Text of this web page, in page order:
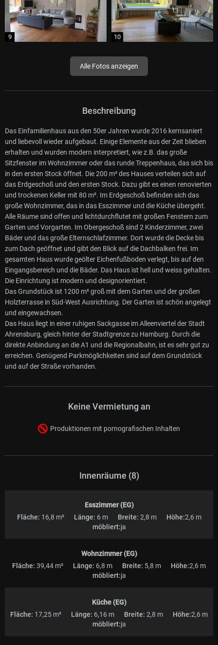
Alle Fotos anzeigen
Beschreibung
Das Einfamilienhaus aus den 50er Jahren wurde 2016 kernsaniert
und liebevoll wieder aufgebaut. Einige Elemente aus der Zeit blieben
erhalten und wurden modern interpretiert, wie z.B. das große
Sitzfenster im Wohnzimmer oder das runde Treppenhaus, das sich bis
in den ersten Stock öffnet. Die 200 m² des Hauses verteilen sich auf
das Erdgeschoß und den ersten Stock. Dazu gibt es einen renovierten
und trockenen Keller mit 80 m². Im Erdgeschoß befinden sich das
große Wohnzimmer, das in das Esszimmer und die Küche übergeht.
Alle Räume sind offen und lichtdurchflutet mit großen Fenstern zum
Garten und Vorgarten. Im Obergeschoß sind 2 Kinderzimmer, zwei
Bäder und das große Elternschlafzimmer. Dort wurde die Decke bis
zum Dach geöffnet und gibt den Blick auf die Dachbalken frei. Im
gesamten Haus wurde geölter Eichenfußboden verlegt, bis auf den
Eingangsbereich und die Bäder. Das Haus ist hell und weiss gehalten.
Die Einrichtung ist modern und designorientiert.
Das Grundstück ist 1200 m² groß mit dem Garten und der großen
Holzterrasse in Süd-West Ausrichtung. Der Garten ist schön angelegt
und eingewachsen.
Das Haus liegt in einer ruhigen Sackgasse im Alleenviertel der Stadt
Ahrensburg, gleich hinter der Stadtgrenze zu Hamburg. Durch die
direkte Anbindung an die A1 und die Regionalbahn, ist es sehr gut zu
erreichen. Genügend Parkmöglichkeiten sind auf dem Grundstück
und auf der Straße vorhanden.
Keine Vermietung an
Produktionen mit pornografischen Inhalten
Innenräume (8)
Esszimmer (EG)
Fläche: 16,8 m² Länge: 6 m Breite: 2,8 m Höhe:2,6 m
möbliert:ja
Wohnzimmer (EG)
Fläche: 39,44 m² Länge: 6,8 m Breite: 5,8 m Höhe:2,6 m
möbliert:ja
Küche (EG)
Fläche: 17,25 m² Länge: 6,16 m Breite: 2,8 m Höhe:2,6 m
möbliert:ja